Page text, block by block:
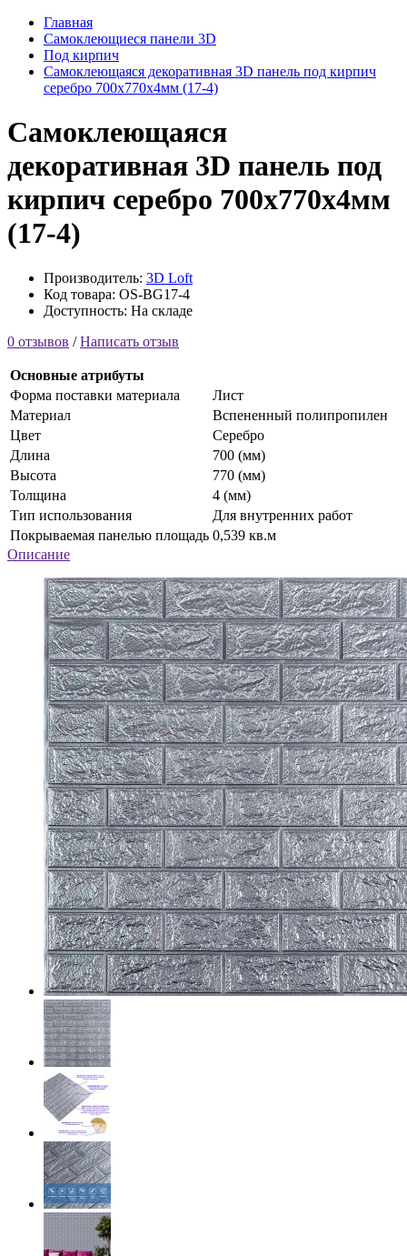
Главная
Самоклеющиеся панели 3D
Под кирпич
Самоклеющаяся декоративная 3D панель под кирпич
серебро 700x770x4мм (17-4)
Самоклеющаяся
декоративная 3D панель под
кирпич серебро 700x770x4мм
(17-4)
Производитель: 3D Loft
Код товара: OS-BG17-4
Доступность: На складе
0 отзывов /Написать отзыв
Основные атрибуты
Форма поставки материала
Лист
Материал
Вспененный полипропилен
Цвет
Серебро
Длина
700 (мм)
Высота
770 (мм)
Толщина
4 (мм)
Тип использования
Для внутренних работ
Покрываемая панелью площадь 0,539 кв.м
Описание